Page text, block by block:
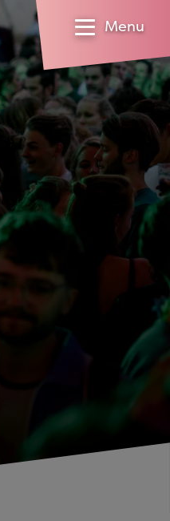
Menu